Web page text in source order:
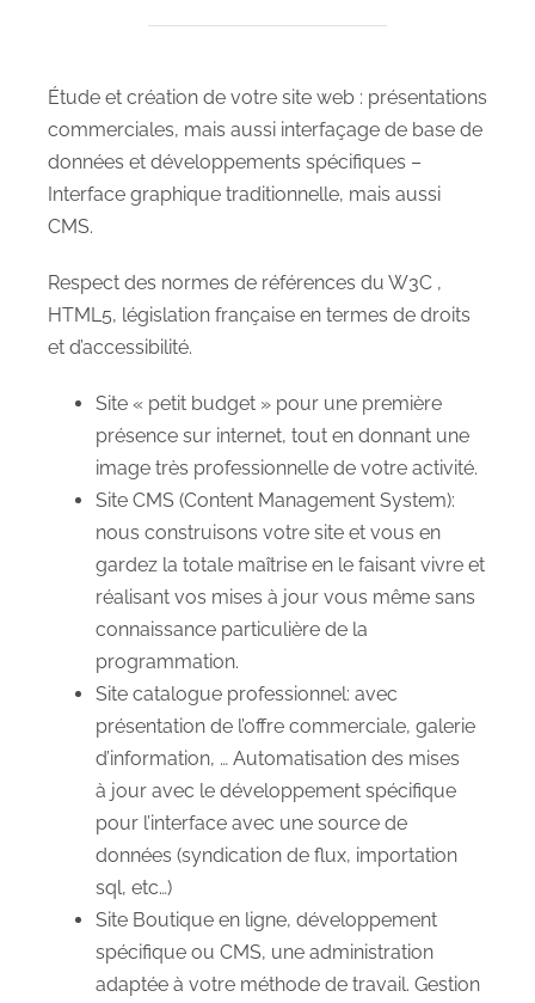
Étude et création de votre site web : présentations
commerciales, mais aussi interfaçage de base de
données et développements spécifiques –
Interface graphique traditionnelle, mais aussi
CMS.
Respect des normes de références du W3C ,
HTML5, législation française en termes de droits
et d’accessibilité.
Site « petit budget » pour une première
présence sur internet, tout en donnant une
image très professionnelle de votre activité.
Site CMS (Content Management System):
nous construisons votre site et vous en
gardez la totale maîtrise en le faisant vivre et
réalisant vos mises à jour vous même sans
connaissance particulière de la
programmation.
Site catalogue professionnel: avec
présentation de l’offre commerciale, galerie
d’information, … Automatisation des mises
à jour avec le développement spécifique
pour l’interface avec une source de
données (syndication de flux, importation
sql, etc…)
Site Boutique en ligne, développement
spécifique ou CMS, une administration
adaptée à votre méthode de travail. Gestion